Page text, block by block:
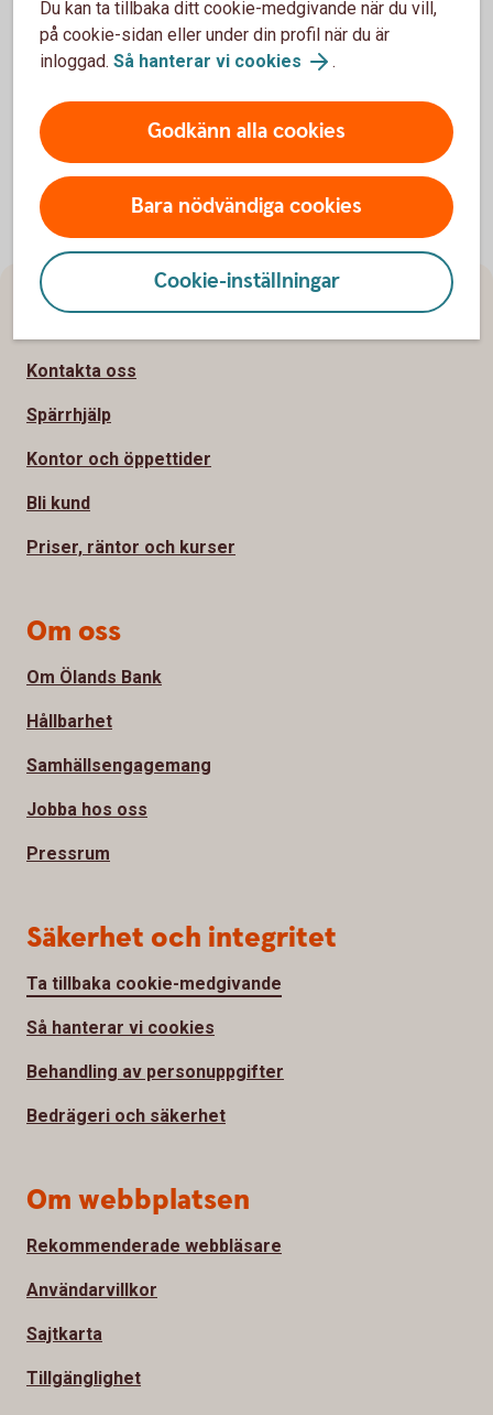
och statistik.
Inställningar för cookies
Du kan ta tillbaka ditt cookie-medgivande när du vill,
på cookie-sidan eller under din profil när du är
inloggad. Så hanterar vi cookies .
Godkänn alla cookies
Bara nödvändiga cookies
Cookie-inställningar
Sidfot
Hitta snabbt
Kontakta oss
Spärrhjälp
Kontor och öppettider
Bli kund
Priser, räntor och kurser
Om oss
Om Ölands Bank
Hållbarhet
Samhällsengagemang
Jobba hos oss
Pressrum
Säkerhet och integritet
Ta tillbaka cookie-medgivande
Så hanterar vi cookies
Behandling av personuppgifter
Bedrägeri och säkerhet
Om webbplatsen
Rekommenderade webbläsare
Användarvillkor
Sajtkarta
Tillgänglighet